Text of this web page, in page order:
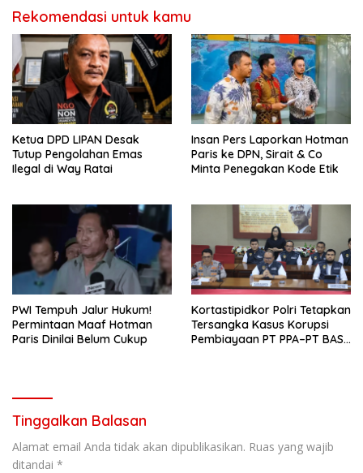
Rekomendasi untuk kamu
Ketua DPD LIPAN Desak
Tutup Pengolahan Emas
Ilegal di Way Ratai
Insan Pers Laporkan Hotman
Paris ke DPN, Sirait & Co
Minta Penegakan Kode Etik
PWI Tempuh Jalur Hukum!
Permintaan Maaf Hotman
Paris Dinilai Belum Cukup
Kortastipidkor Polri Tetapkan
Tersangka Kasus Korupsi
Pembiayaan PT PPA–PT BAS,
Tinggalkan Balasan
Alamat email Anda tidak akan dipublikasikan. Ruas yang wajib
ditandai *